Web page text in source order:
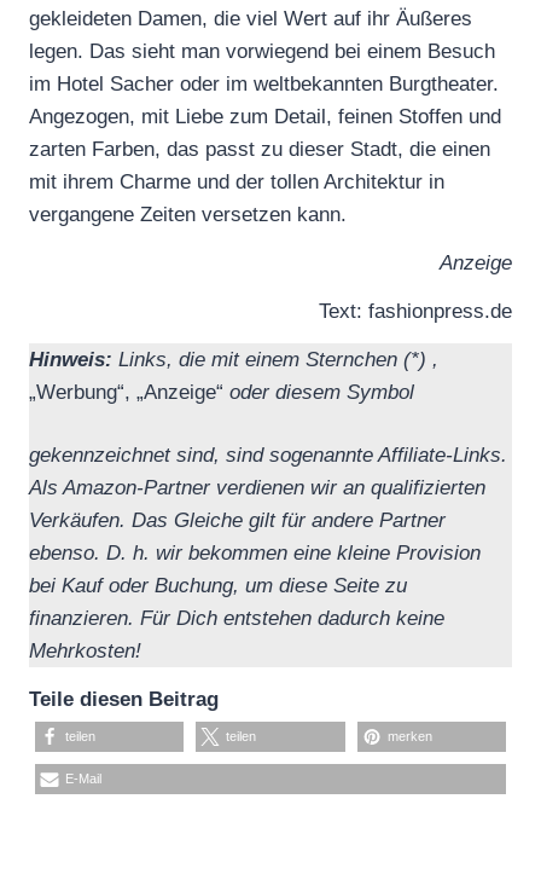
gekleideten Damen, die viel Wert auf ihr Äußeres
legen. Das sieht man vorwiegend bei einem Besuch
im Hotel Sacher oder im weltbekannten Burgtheater.
Angezogen, mit Liebe zum Detail, feinen Stoffen und
zarten Farben, das passt zu dieser Stadt, die einen
mit ihrem Charme und der tollen Architektur in
vergangene Zeiten versetzen kann.
Anzeige
Text: fashionpress.de
Hinweis: Links, die mit einem Sternchen (*) ,
„Werbung“, „Anzeige“ oder diesem Symbol
gekennzeichnet sind, sind sogenannte Affiliate-Links.
Als Amazon-Partner verdienen wir an qualifizierten
Verkäufen. Das Gleiche gilt für andere Partner
ebenso. D. h. wir bekommen eine kleine Provision
bei Kauf oder Buchung, um diese Seite zu
finanzieren. Für Dich entstehen dadurch keine
Mehrkosten!
Teile diesen Beitrag
teilen teilen merken
E-Mail